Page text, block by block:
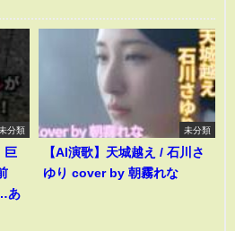
分類
巨
あ
未分類
【AI演歌】天城越え / 石川さ
ゆり cover by 朝霧れな